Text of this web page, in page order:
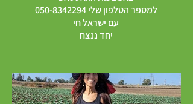
למספר הטלפון שלי050-8342294
עם ישראל חי
יחד ננצח